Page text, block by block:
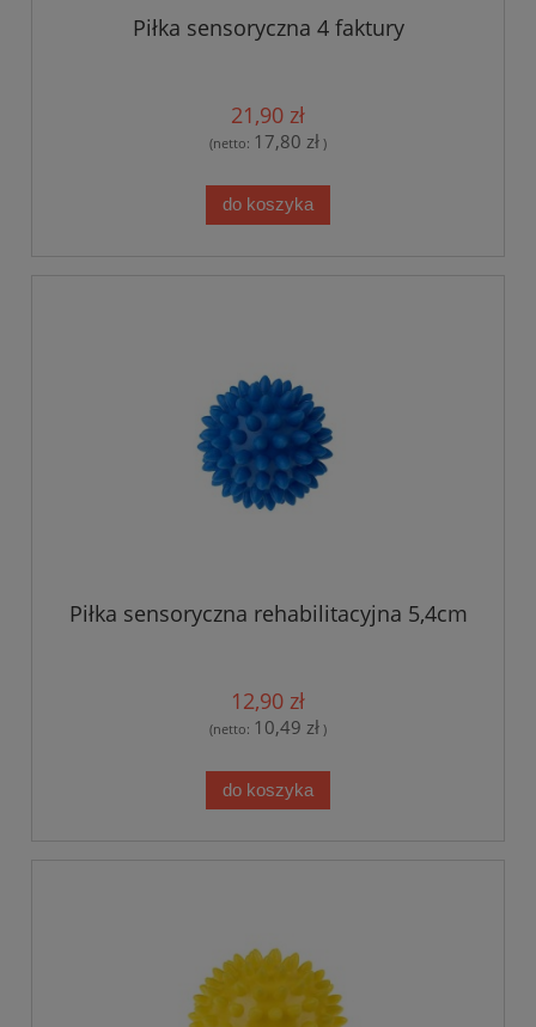
Piłka sensoryczna 4 faktury
21,90 zł
(netto: 17,80 zł )
do koszyka
Piłka sensoryczna rehabilitacyjna 5,4cm
12,90 zł
(netto: 10,49 zł )
do koszyka